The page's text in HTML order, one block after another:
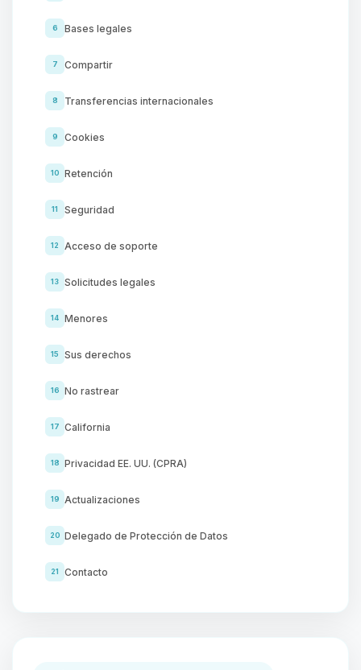
6 Bases legales
7 Compartir
8 Transferencias internacionales
9 Cookies
10 Retención
11 Seguridad
12 Acceso de soporte
13 Solicitudes legales
14 Menores
15 Sus derechos
16 No rastrear
17 California
18 Privacidad EE. UU. (CPRA)
19 Actualizaciones
20 Delegado de Protección de Datos
21 Contacto